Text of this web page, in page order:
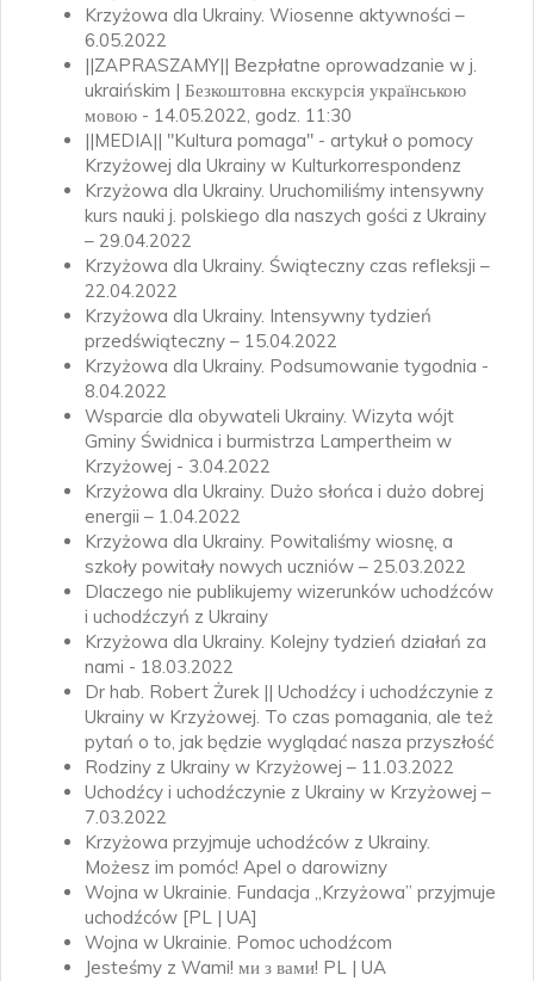
Krzyżowa dla Ukrainy. Wiosenne aktywności –
6.05.2022
||ZAPRASZAMY|| Bezpłatne oprowadzanie w j.
ukraińskim | Безкоштовна екскурсія українською
мовою - 14.05.2022, godz. 11:30
||MEDIA|| "Kultura pomaga" - artykuł o pomocy
Krzyżowej dla Ukrainy w Kulturkorrespondenz
Krzyżowa dla Ukrainy. Uruchomiliśmy intensywny
kurs nauki j. polskiego dla naszych gości z Ukrainy
– 29.04.2022
Krzyżowa dla Ukrainy. Świąteczny czas refleksji –
22.04.2022
Krzyżowa dla Ukrainy. Intensywny tydzień
przedświąteczny – 15.04.2022
Krzyżowa dla Ukrainy. Podsumowanie tygodnia -
8.04.2022
Wsparcie dla obywateli Ukrainy. Wizyta wójt
Gminy Świdnica i burmistrza Lampertheim w
Krzyżowej - 3.04.2022
Krzyżowa dla Ukrainy. Dużo słońca i dużo dobrej
energii – 1.04.2022
Krzyżowa dla Ukrainy. Powitaliśmy wiosnę, a
szkoły powitały nowych uczniów – 25.03.2022
Dlaczego nie publikujemy wizerunków uchodźców
i uchodźczyń z Ukrainy
Krzyżowa dla Ukrainy. Kolejny tydzień działań za
nami - 18.03.2022
Dr hab. Robert Żurek || Uchodźcy i uchodźczynie z
Ukrainy w Krzyżowej. To czas pomagania, ale też
pytań o to, jak będzie wyglądać nasza przyszłość
Rodziny z Ukrainy w Krzyżowej – 11.03.2022
Uchodźcy i uchodźczynie z Ukrainy w Krzyżowej –
7.03.2022
Krzyżowa przyjmuje uchodźców z Ukrainy.
Możesz im pomóc! Apel o darowizny
Wojna w Ukrainie. Fundacja „Krzyżowa” przyjmuje
uchodźców [PL | UA]
Wojna w Ukrainie. Pomoc uchodźcom
Jesteśmy z Wami! ми з вами! PL | UA